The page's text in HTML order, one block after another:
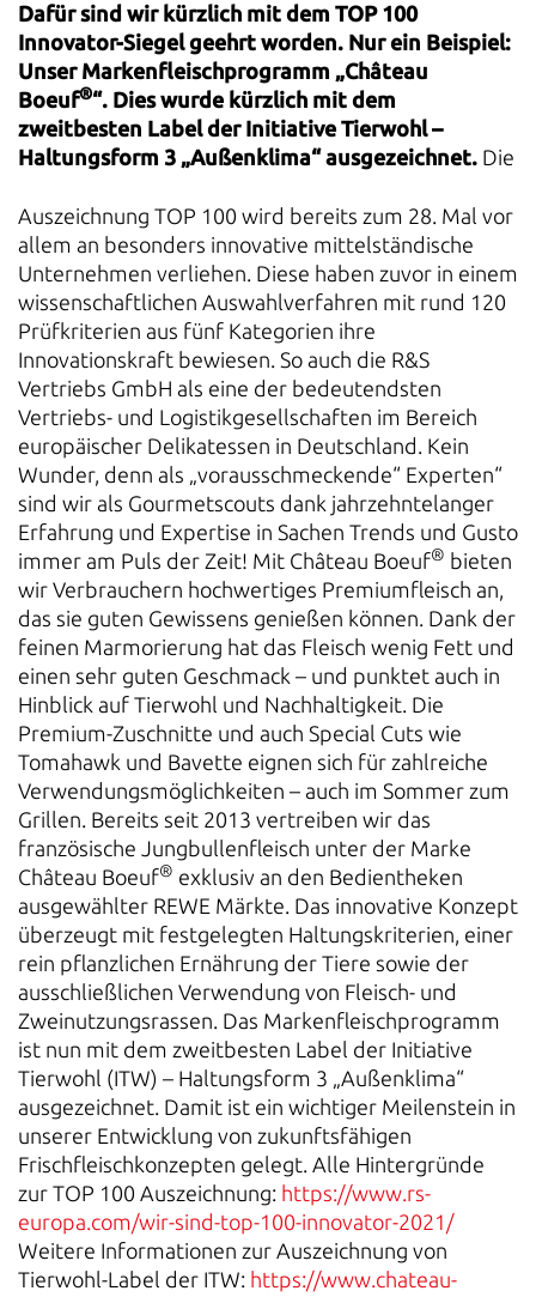
Dafür sind wir kürzlich mit dem TOP 100
Innovator-Siegel geehrt worden. Nur ein Beispiel:
Unser Markenfleischprogramm „Château
Boeuf®“. Dies wurde kürzlich mit dem
zweitbesten Label der Initiative Tierwohl –
Haltungsform 3 „Außenklima“ ausgezeichnet. Die
Auszeichnung TOP 100 wird bereits zum 28. Mal vor
allem an besonders innovative mittelständische
Unternehmen verliehen. Diese haben zuvor in einem
wissenschaftlichen Auswahlverfahren mit rund 120
Prüfkriterien aus fünf Kategorien ihre
Innovationskraft bewiesen. So auch die R&S
Vertriebs GmbH als eine der bedeutendsten
Vertriebs- und Logistikgesellschaften im Bereich
europäischer Delikatessen in Deutschland. Kein
Wunder, denn als „vorausschmeckende“ Experten“
sind wir als Gourmetscouts dank jahrzehntelanger
Erfahrung und Expertise in Sachen Trends und Gusto
immer am Puls der Zeit! Mit Château Boeuf® bieten
wir Verbrauchern hochwertiges Premiumfleisch an,
das sie guten Gewissens genießen können. Dank der
feinen Marmorierung hat das Fleisch wenig Fett und
einen sehr guten Geschmack – und punktet auch in
Hinblick auf Tierwohl und Nachhaltigkeit. Die
Premium-Zuschnitte und auch Special Cuts wie
Tomahawk und Bavette eignen sich für zahlreiche
Verwendungsmöglichkeiten – auch im Sommer zum
Grillen. Bereits seit 2013 vertreiben wir das
französische Jungbullenfleisch unter der Marke
Château Boeuf® exklusiv an den Bedientheken
ausgewählter REWE Märkte. Das innovative Konzept
überzeugt mit festgelegten Haltungskriterien, einer
rein pflanzlichen Ernährung der Tiere sowie der
ausschließlichen Verwendung von Fleisch- und
Zweinutzungsrassen. Das Markenfleischprogramm
ist nun mit dem zweitbesten Label der Initiative
Tierwohl (ITW) – Haltungsform 3 „Außenklima“
ausgezeichnet. Damit ist ein wichtiger Meilenstein in
unserer Entwicklung von zukunftsfähigen
Frischfleischkonzepten gelegt. Alle Hintergründe
zur TOP 100 Auszeichnung: https://www.rs-
europa.com/wir-sind-top-100-innovator-2021/
Weitere Informationen zur Auszeichnung von
Tierwohl-Label der ITW: https://www.chateau-